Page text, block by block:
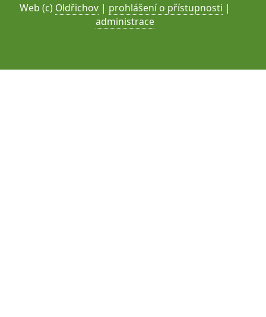
Web (c) Oldřichov | prohlášení o přístupnosti |
administrace